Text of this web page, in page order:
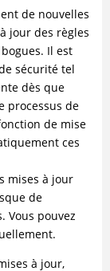
de nouvelles
jour des règles
Il est
sécurité tel
dès que
processus de
de mise
ces
mises à jour
de
Vous pouvez
à jour,